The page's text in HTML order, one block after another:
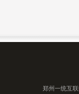
郑州 一统互联